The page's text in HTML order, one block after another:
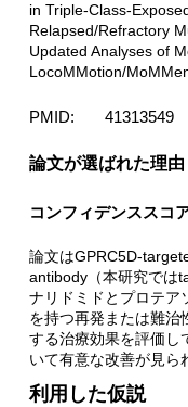
in Triple-Class-
Relapsed/Refractory
Updated Analyses of
LocoMMotion/
PMID: 41313549
​論文が選ばれた理由
コンフィデンススコ
論文はGPRC5D-
antibody（本研究では
ナリドミドとプロテア
を持つ再発または難治
する治療効果を評価し
いて有意な改善が見ら
利用した仮説